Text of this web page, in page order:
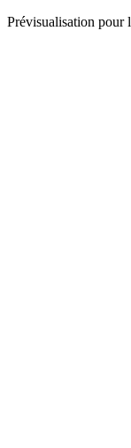
Prévisualisation pour